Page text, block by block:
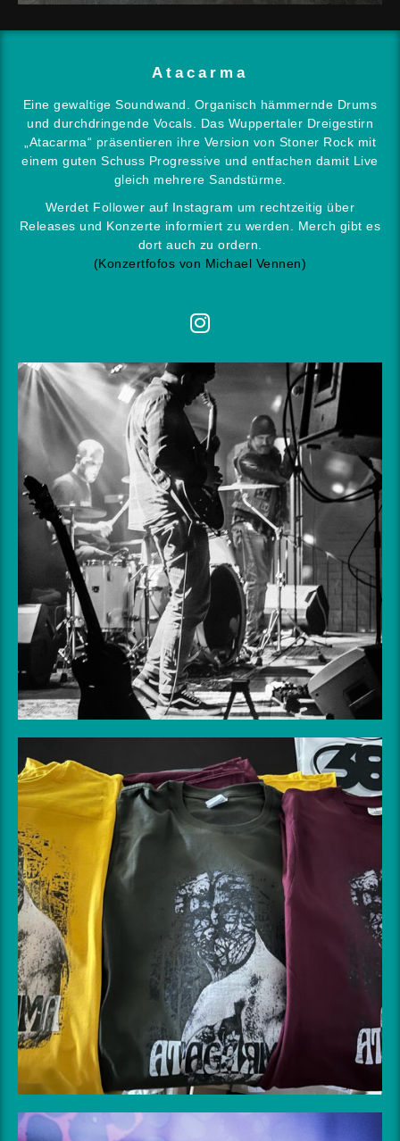
Atacarma
Eine gewaltige Soundwand. Organisch hämmernde Drums
und durchdringende Vocals. Das Wuppertaler Dreigestirn
„Atacarma“ präsentieren ihre Version von Stoner Rock mit
einem guten Schuss Progressive und entfachen damit Live
gleich mehrere Sandstürme.
Werdet Follower auf Instagram um rechtzeitig über
Releases und Konzerte informiert zu werden. Merch gibt es
dort auch zu ordern.
(Konzertfofos von Michael Vennen)